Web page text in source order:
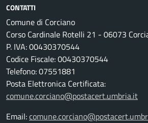
CONTATTI
Comune di Corciano
Corso Cardinale Rotelli 21 - 06073
P. IVA: 00430370544
Codice Fiscale: 00430370544
Telefono: 07551881
Posta Elettronica Certificata:
comune.corciano@postacert.umbria.it
Email: